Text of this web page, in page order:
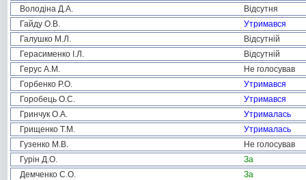
Володіна Д.А.
Відсутня
Гайду О.В.
Утримався
Галушко М.Л.
Відсутній
Герасименко І.Л.
Відсутній
Герус А.М.
Не голосував
Горбенко Р.О.
Утримався
Горобець О.С.
Утримався
Гринчук О.А.
Утрималась
Грищенко Т.М.
Утрималась
Гузенко М.В.
Не голосував
Гурін Д.О.
За
Демченко С.О.
За